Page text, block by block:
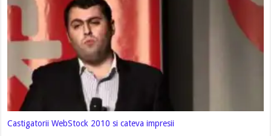
Castigatorii WebStock 2010 si cateva impresii